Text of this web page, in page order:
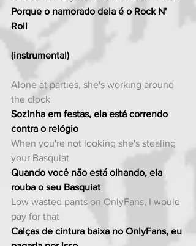
Porque o namorado dela é o Rock N'
Roll
(instrumental)
Alone at parties, she's working around
the clock
Sozinha em festas, ela está correndo
contra o relógio
When you're not looking she's stealing
your Basquiat
Quando você não está olhando, ela
rouba o seu Basquiat
Low wasted pants on OnlyFans, I would
pay for that
Calças de cintura baixa no OnlyFans, eu